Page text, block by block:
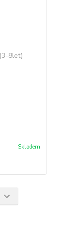
Skladem